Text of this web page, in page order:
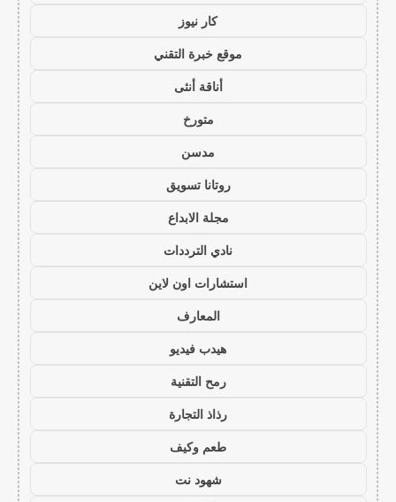
كار نيوز
موقع خبرة التقني
أناقة أنثى
متورخ
مدسن
روتانا تسويق
مجلة الابداع
نادي الترددات
استشارات اون لاين
المعارف
هيدب فيديو
رمح التقنية
رذاذ التجارة
طعم وكيف
شهود نت